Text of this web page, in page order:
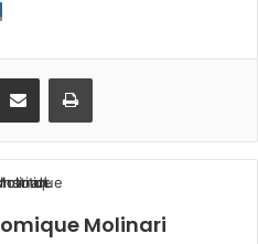
Partagez par mail Imprimez
Molinari